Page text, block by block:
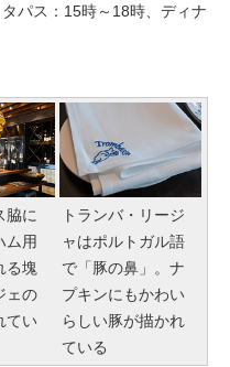
パス：15時～18時、ディナ
脇に
ム用
る塊
ェの
てい
トランバ・リージ
ャはポルトガル語
で「豚の鼻」。ナ
プキンにもかわい
らしい豚が描かれ
ている